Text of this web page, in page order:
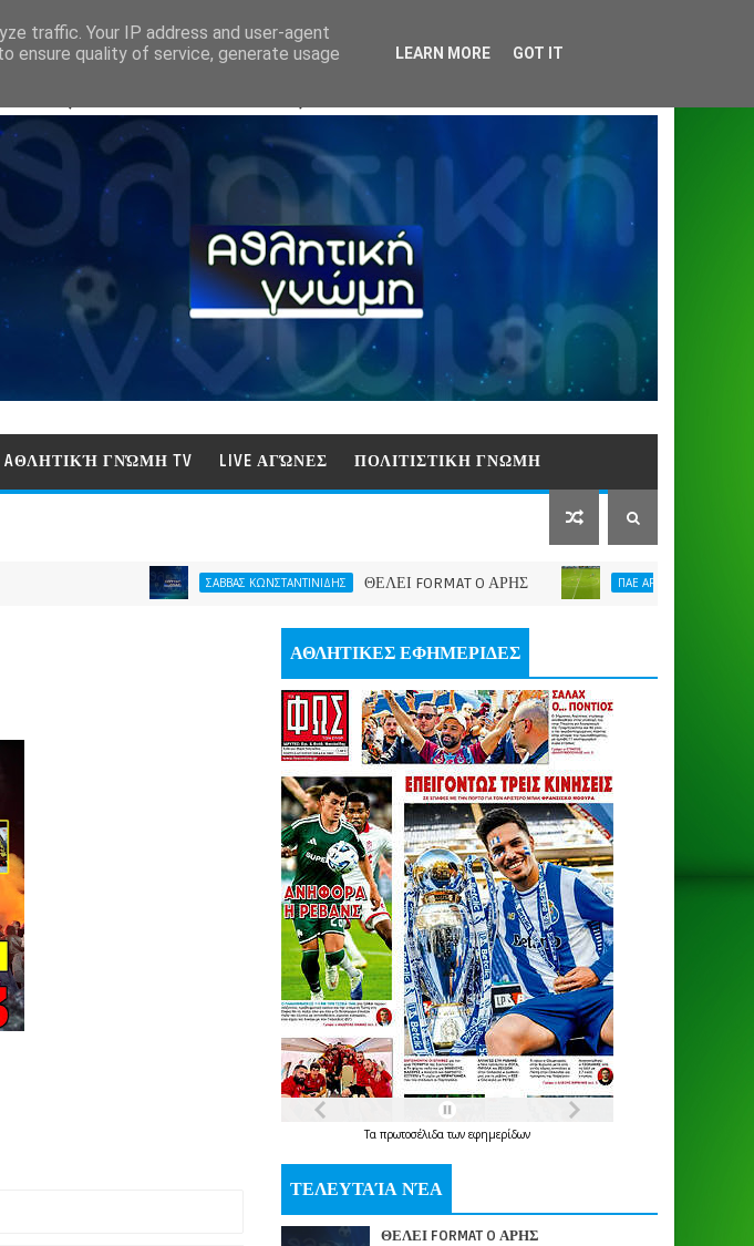
AΘΛΗΤΙΚΉ ΓΝΏΜΗ TV LIVE ΑΓΏΝΕΣ ΠΟΛΙΤΙΣΤΙΚΗ ΓΝΩΜΗ
ΣΑΒΒΑΣ ΚΩΝΣΤΑΝΤΙΝΙΔΗΣ ΘΕΛΕΙ FORMAT O ΑΡΗΣ ΠΑΕ ΑΡΗΣ Η νίκη μας έδωσε
ΑΘΛΗΤΙΚΕΣ ΕΦΗΜΕΡΙΔΕΣ
Τα πρωτοσέλιδατων εφημερίδων
ΤΕΛΕΥΤΑΊΑ ΝΈΑ
ΘΕΛΕΙ FORMAT O ΑΡΗΣ
traffic. Your IP address and user-agent
ensure quality of service, generate usage
LEARN MORE GOT IT